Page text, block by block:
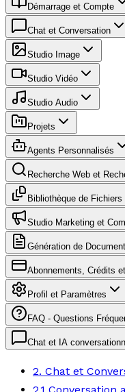
Démarrage et Compte
Chat et Conversation
Studio Image
Studio Vidéo
Studio Audio
Projets
Agents Personnalisés
Recherche Web et
Bibliothèque de Fichiers
Studio Marketing et
Génération de
Abonnements, Crédits
Profil et Paramètres
FAQ - Questions
Chat et IA
2. Chat et